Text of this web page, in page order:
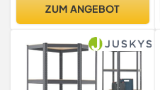
Lagerregal
ZUM ANGEBOT